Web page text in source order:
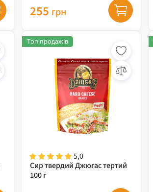
255 грн
5,0
Сир твердий Джюгас тертий
100 г
Топ продажів